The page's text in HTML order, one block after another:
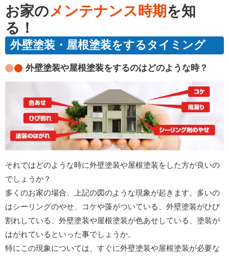
お家のメンテナンス時期を知
る！
外壁塗装・屋根塗装をするタイミング
外壁塗装や屋根塗装をするのはどのような時？
それではどのような時に外壁塗装や屋根塗装をした方が良いの
でしょうか？
多くのお家の場合、上記の図のような現象が起きます。多いの
はシーリングのやせ、コケや藻がついている、外壁塗装がひび
割れしている、外壁塗装や屋根塗装が色あせしている、塗装が
はがれているといった事でしょうか。
特にこの現象については、すぐに外壁塗装や屋根塗装が必要な